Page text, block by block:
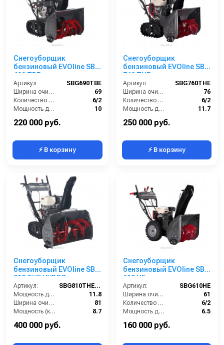
Снегоуборщик
бензиновый EVOline SBG
690 TBE
Артикул:
SBG690TBE
Ширина очистки (см):
69
Количество скоростей (вперед/назад):
6/2
Мощность двигателя (лс):
10
220 000 руб.
⚡ В корзину
Снегоуборщик
бензиновый EVOline SBG
760 THE
Артикул:
SBG760THE
Ширина очистки (см):
76
Количество скоростей (вперед/назад):
6/2
Мощность двигателя (лс):
11.7
250 000 руб.
⚡ В корзину
Снегоуборщик
бензиновый EVOline SBG
810 THE HYDRO
Артикул:
SBG810THEHYDRO
Мощность двигателя (лс):
11.8
Ширина очистки (см):
81
Мощность (кВт):
8.7
400 000 руб.
Снегоуборщик
бензиновый EVOline SBG
610 HE
Артикул:
SBG610HE
Ширина очистки (см):
61
Количество скоростей (вперед/назад):
6/2
Мощность двигателя (лс):
6.5
160 000 руб.